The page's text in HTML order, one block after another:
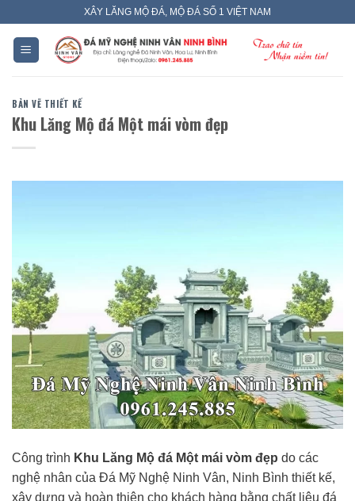
content
XÂY LĂNG MỘ ĐÁ, MỘ ĐÁ SỐ 1 VIỆT NAM
BẢN VẼ THIẾT KẾ
Khu Lăng Mộ đá Một mái vòm đẹp
Công trình Khu Lăng Mộ đá Một mái vòm đẹp do các
nghệ nhân của Đá Mỹ Nghệ Ninh Vân, Ninh Bình thiết kế,
xây dựng và hoàn thiện cho khách hàng bằng chất liệu đá